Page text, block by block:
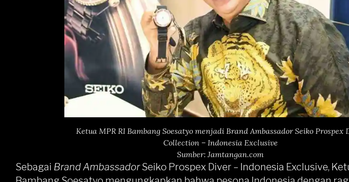
Ketua MPR RI Bambang Soesatyo menjadi Brand Ambassador Seiko Prospex
Collection – Indonesia Exclusive
Sumber: Jamtangan.com
Sebagai Brand AmbassadorSeiko Prospex Diver – Indonesia Exclusive,